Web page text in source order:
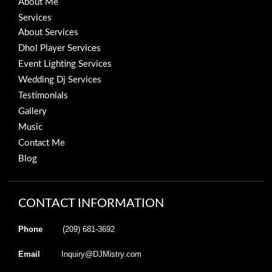
About Me
Services
About Services
Dhol Player Services
Event Lighting Services
Wedding Dj Services
Testimonials
Gallery
Music
Contact Me
Blog
CONTACT INFORMATION
Phone (209) 681-3692
Email Inquiry@DJMistry.com